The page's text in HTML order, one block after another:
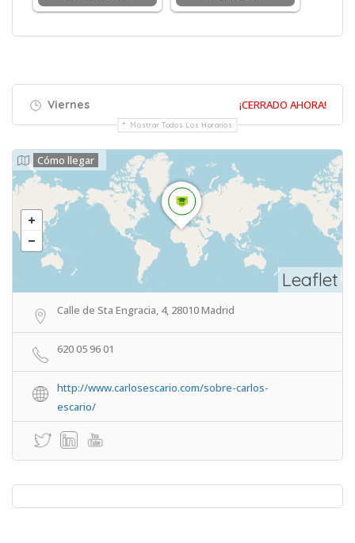
Viernes ¡CERRADO AHORA!
Mostrar Todos Los Horarios
Leaflet
Cómo llegar
Calle de Sta Engracia, 4, 28010 Madrid
620 05 96 01
http://www.carlosescario.com/sobre-carlos-
escario/